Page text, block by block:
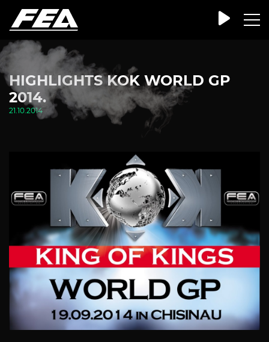
HIGHLIGHTS KOK WORLD GP
2014.
21.10.2014